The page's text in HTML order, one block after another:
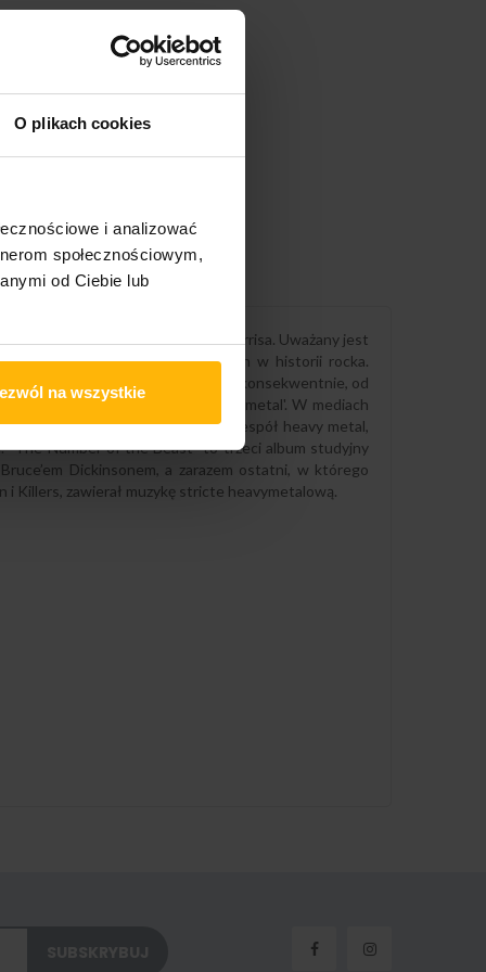
O plikach cookies
i analizować
społecznościowym,
od Ciebie lub
na wszystkie
kompozytora Steve’a Harrisa. Uważany jest
zespołów koncertowych w historii rocka.
zespołów w historii, które konsekwentnie, od
określanym mianem 'heavy metal'. W mediach
zespół brytyjski, najlepszy zespół heavy metal,
"The Number of the Beast" to trzeci album studyjny
Dickinsonem, a zarazem ostatni, w którego
Killers, zawierał muzykę stricte heavymetalową.